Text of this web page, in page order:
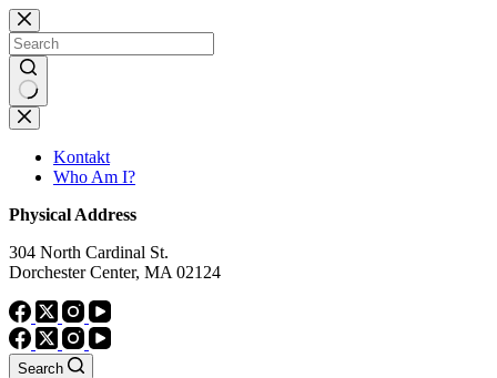
Skip
to
content
No
results
Kontakt
Who Am I?
Physical Address
304 North Cardinal St.
Dorchester Center, MA 02124
Search